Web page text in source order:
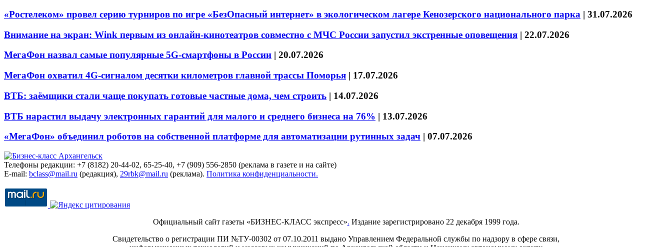
«Ростелеком» провел серию турниров по игре «БезОпасный интернет» в экологическом лагере Кенозерского национального парка | 31.07.2026
Внимание на экран: Wink первым из онлайн-кинотеатров совместно с МЧС России запустил экстренные оповещения | 22.07.2026
МегаФон назвал самые популярные 5G-смартфоны в России | 20.07.2026
МегаФон охватил 4G-сигналом десятки километров главной трассы Поморья | 17.07.2026
ВТБ: заёмщики стали чаще покупать готовые частные дома, чем строить | 14.07.2026
ВТБ нарастил выдачу электронных гарантий для малого и среднего бизнеса на 76% | 13.07.2026
«МегаФон» объединил роботов на собственной платформе для автоматизации рутинных задач | 07.07.2026
Телефоны редакции: +7 (8182) 20-44-02, 65-25-40, +7 (909) 556-2850 (реклама в газете и на сайте)
E-mail: bclass@mail.ru (редакция), 29rbk@mail.ru (реклама). Политика конфиденциальности.
Официальный сайт газеты «БИЗНЕС-КЛАСС экспресс». Издание зарегистрировано 22 декабря 1999 года.
Свидетельство о регистрации ПИ №ТУ-00302 от 07.10.2011 выдано Управлением Федеральной службы по надзору в сфере связи,